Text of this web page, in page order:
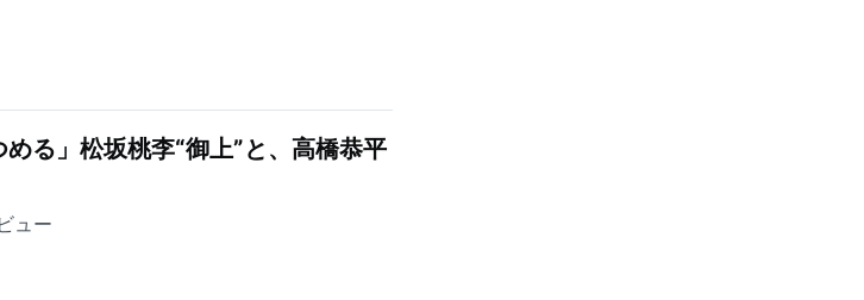
る」松坂桃李“御上”と、高橋恭平
ュー